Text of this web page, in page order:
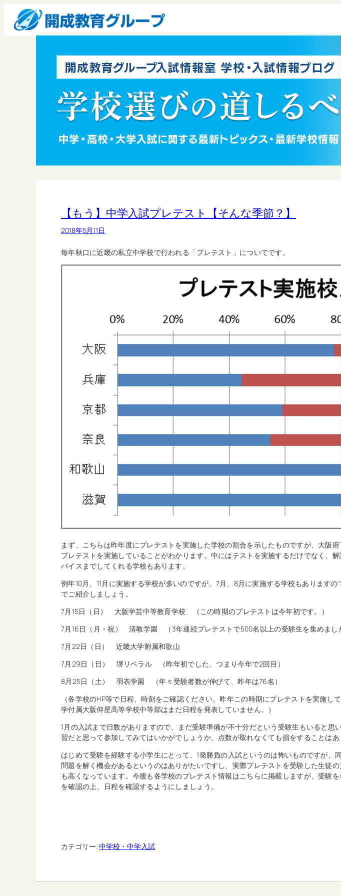
【もう】中学入試プレテスト【そんな季節？】
2018年5月11日
毎年秋口に近畿の私立中学校で行われる「プレテスト」についてです。
まず、こちらは昨年度にプレテストを実施した学校の割合を示したものですが、大阪
プレテストを実施していることがわかります。中にはテストを実施するだけでなく、
バイスまでしてくれる学校もあります。
例年10月、11月に実施する学校が多いのですが、7月、8月に実施する学校もあります
でご紹介しましょう。
7月15日（日） 大阪学芸中等教育学校 （この時期のプレテストは今年初です。）
7月16日（月・祝） 清教学園 （3年連続プレテストで500名以上の受験生を集めまし
7月22日（日） 近畿大学附属和歌山
7月29日（日） 堺リベラル （昨年初でした、つまり今年で2回目）
8月25日（土） 羽衣学園 （年々受験者数が伸びて、昨年は76名）
（各学校のHP等で日程、時刻をご確認ください。昨年この時期にプレテストを実施し
学付属大阪仰星高等学校中等部はまだ日程を発表していません。）
1月の入試まで日数がありますので、まだ受験準備が不十分だという受験生もいると思
習だと思って参加してみてはいかがでしょうか。点数が取れなくても損をすることはあ
はじめて受験を経験する小学生にとって、1発勝負の入試というのは怖いものですが、
問題を解く機会があるというのはありがたいですし、実際プレテストを受験した生徒
も高くなっています。今後も各学校のプレテスト情報はこちらに掲載しますが、受験
を確認の上、日程を確認するようにしましょう。
カテゴリー:中学校・中学入試